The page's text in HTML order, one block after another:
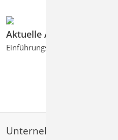
Aktuelle Angebote
Einführungspreise neuer
Unternehmen